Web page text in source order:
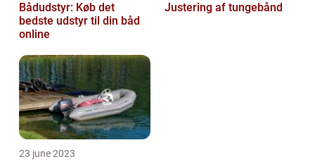
Bådudstyr: Køb det
bedste udstyr til din båd
online
Justering af tungebånd
23 june 2023